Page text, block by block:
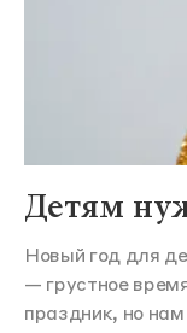
Детям
Новый год для
— грустное
праздник, но